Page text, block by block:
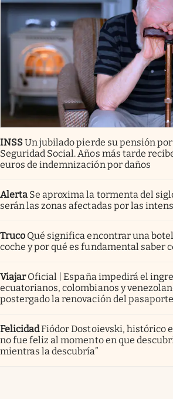
INSSUn jubilado pierde su pensión
Seguridad Social. Años más tarde
euros de indemnización por daños
Alerta Se aproxima la tormenta del
serán las zonas afectadas por las
Truco Qué significa encontrar una
coche y por qué es fundamental saber
Viajar Oficial | España impedirá el
ecuatorianos, colombianos y
postergado la renovación del pasaporte
FelicidadFiódor Dostoievski, histórico
no fue feliz al momento en que
mientras la descubría”